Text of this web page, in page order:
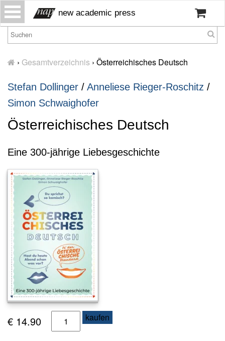
S
i
H
m
W
ir
ü
b
u
s
P
r
e
s
s
e
N
e
w
sl
e
e
new academic press
› Gesamtverzeichnis › Österreichisches Deutsch
Stefan Dollinger / Anneliese Rieger-Roschitz /
Simon Schwaighofer
Österreichisches Deutsch
Eine 300-jährige Liebesgeschichte
€ 14.90
s
kaufen